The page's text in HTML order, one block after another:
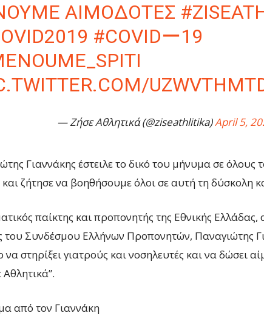
ΑΙΜΟΔΌΤΕΣ
#COVIDー19
— Ζήσε Αθλητικά (@ziseathlitika)April 5,
Γιαννάκης έστειλε το δικό του μήνυμα σε όλους
και ζήτησε να βοηθήσουμε όλοι σε αυτή τη δύσκολη
παίκτης και προπονητής της Εθνικής Ελλάδας,
του Συνδέσμου Ελλήνων Προπονητών, Παναγιώτης
να στηρίξει γιατρούς και νοσηλευτές και να δώσει
από τον Γιαννάκη